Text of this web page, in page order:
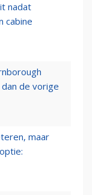
nadat
cabine
de vorige
maar